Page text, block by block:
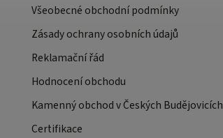
Všeobecné obchodní podmínky
Zásady ochrany osobních údajů
Reklamační řád
Hodnocení obchodu
Kamenný obchod v Českých Budějovicích
Certifikace